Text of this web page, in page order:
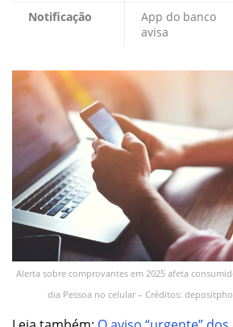
Notificação
App do banco
avisa
Alerta sobre comprovantes em 2025 afeta
dia Pessoa no celular – Créditos: